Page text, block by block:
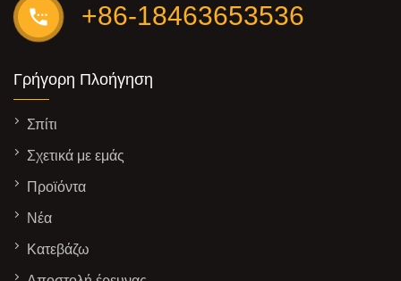
+86-18463653536
Γρήγορη Πλοήγηση
Σπίτι
Σχετικά με εμάς
Προϊόντα
Νέα
Κατεβάζω